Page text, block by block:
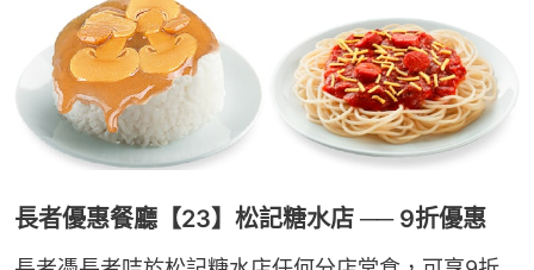
長者優惠餐廳【23】松記糖水店 ── 9折優惠